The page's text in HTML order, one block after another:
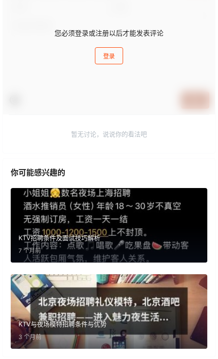
您必须登录或注册以后才能发表评论
登录
暂无讨论，说说你的看法吧
你可能感兴趣的
KTV招聘条件及面试技巧解析
7 个月前
KTV与夜场模特招聘条件与优势
3 个月前